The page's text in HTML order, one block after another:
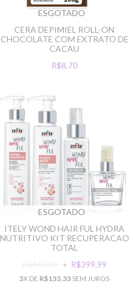
ESGOTADO
CERA DEPIMIEL ROLL-ON
CHOCOLATE COM EXTRATO DE
CACAU
R$8,70
ESGOTADO
ITELY WOND HAIR FUL HYDRA
NUTRITIVO KIT RECUPERACAO
TOTAL
R$449,89
R$399,99
3X DE R$133,33 SEM JUROS